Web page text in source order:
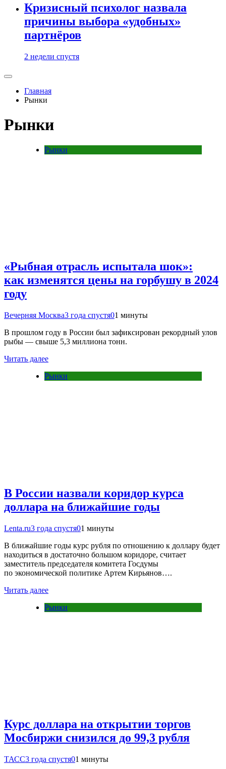
Кризисный психолог назвала
причины выбора «удобных»
партнёров
2 недели спустя
Главная
Рынки
Рынки
Рынки
«Рыбная отрасль испытала шок»:
как изменятся цены на горбушу в 2024
году
Вечерняя Москва3 года спустя01 минуты
В прошлом году в России был зафиксирован рекордный улов
рыбы — свыше 5,3 миллиона тонн.
Читать далее
Рынки
В России назвали коридор курса
доллара на ближайшие годы
Lenta.ru3 года спустя01 минуты
В ближайшие годы курс рубля по отношению к доллару будет
находиться в достаточно большом коридоре, считает
заместитель председателя комитета Госдумы
по экономической политике Артем Кирьянов….
Читать далее
Рынки
Курс доллара на открытии торгов
Мосбиржи снизился до 99,3 рубля
ТАСС3 года спустя01 минуты